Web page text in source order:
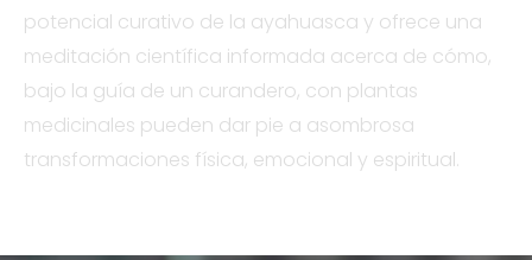
potencial curativo de la ayahuasca y ofrece una
meditación científica informada acerca de cómo,
bajo la guía de un curandero, con plantas
medicinales pueden dar pie a asombrosa
transformaciones física, emocional y espiritual.